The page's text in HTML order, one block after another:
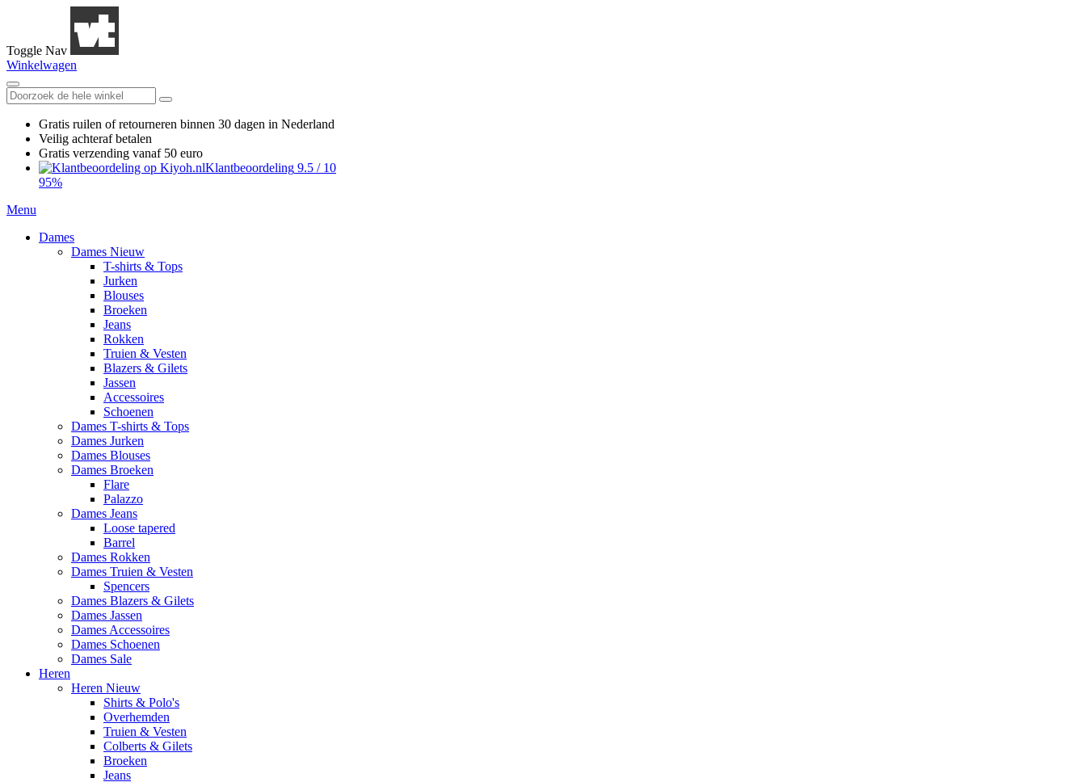
Toggle Nav
Winkelwagen
Gratis ruilen of retourneren binnen 30 dagen in Nederland
Veilig achteraf betalen
Gratis verzending vanaf 50 euro
Klantbeoordeling 9.5 / 10
95%
Menu
Dames
Dames Nieuw
T-shirts & Tops
Jurken
Blouses
Broeken
Jeans
Rokken
Truien & Vesten
Blazers & Gilets
Jassen
Accessoires
Schoenen
Dames T-shirts & Tops
Dames Jurken
Dames Blouses
Dames Broeken
Flare
Palazzo
Dames Jeans
Loose tapered
Barrel
Dames Rokken
Dames Truien & Vesten
Spencers
Dames Blazers & Gilets
Dames Jassen
Dames Accessoires
Dames Schoenen
Dames Sale
Heren
Heren Nieuw
Shirts & Polo's
Overhemden
Truien & Vesten
Colberts & Gilets
Broeken
Jeans